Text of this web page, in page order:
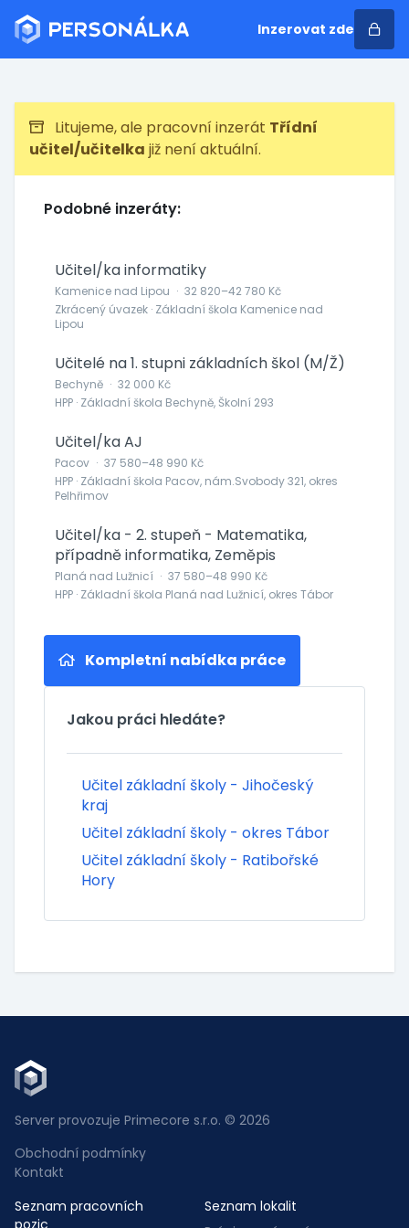
Inzerovat zde
Litujeme, ale pracovní inzerát Třídní
učitel/učitelka již není aktuální.
Podobné inzeráty:
Učitel/ka informatiky
Kamenice nad Lipou · 32 820–42 780 Kč
Zkrácený úvazek · Základní škola Kamenice nad
Lipou
Učitelé na 1. stupni základních škol (M/Ž)
Bechyně · 32 000 Kč
HPP · Základní škola Bechyně, Školní 293
Učitel/ka AJ
Pacov · 37 580–48 990 Kč
HPP · Základní škola Pacov, nám.Svobody 321, okres
Pelhřimov
Učitel/ka - 2. stupeň - Matematika,
případně informatika, Zeměpis
Planá nad Lužnicí · 37 580–48 990 Kč
HPP · Základní škola Planá nad Lužnicí, okres Tábor
Kompletní nabídka práce
Jakou práci hledáte?
Učitel základní školy - Jihočeský
kraj
Učitel základní školy - okres Tábor
Učitel základní školy - Ratibořské
Hory
Server provozuje Primecore s.r.o. © 2026
Obchodní podmínky
Kontakt
Seznam pracovních
pozic
Seznam lokalit